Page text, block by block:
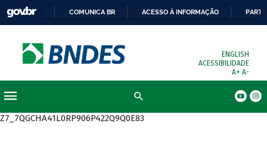
COMUNICA BR ACESSO À INFORMAÇÃO
ENGLISH
ACESSIBILIDADE
A+ A-
Z7_7QGCHA41L0RP906P422Q9Q0E83